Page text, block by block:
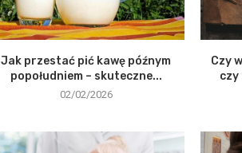
Jak przestać pić kawę późnym
popołudniem – skuteczne...
02/02/2026
Czy
czy